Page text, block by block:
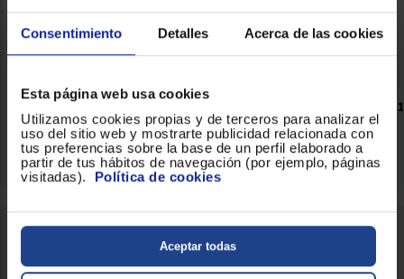
Consentimiento Detalles Acerca de las cookies
Esta página web usa cookies
Utilizamos cookies propias y de terceros para analizar el
uso del sitio web y mostrarte publicidad relacionada con
tus preferencias sobre la base de un perfil elaborado a
partir de tus hábitos de navegación (por ejemplo, páginas
visitadas). Política de cookies
Aceptar todas
Comparar
Página 1 de 1
Lo más búscado Entrega rápida
¿Tienes dudas sobre la Heladora que
necesitas para tu hogar? haz click
descubre sus características